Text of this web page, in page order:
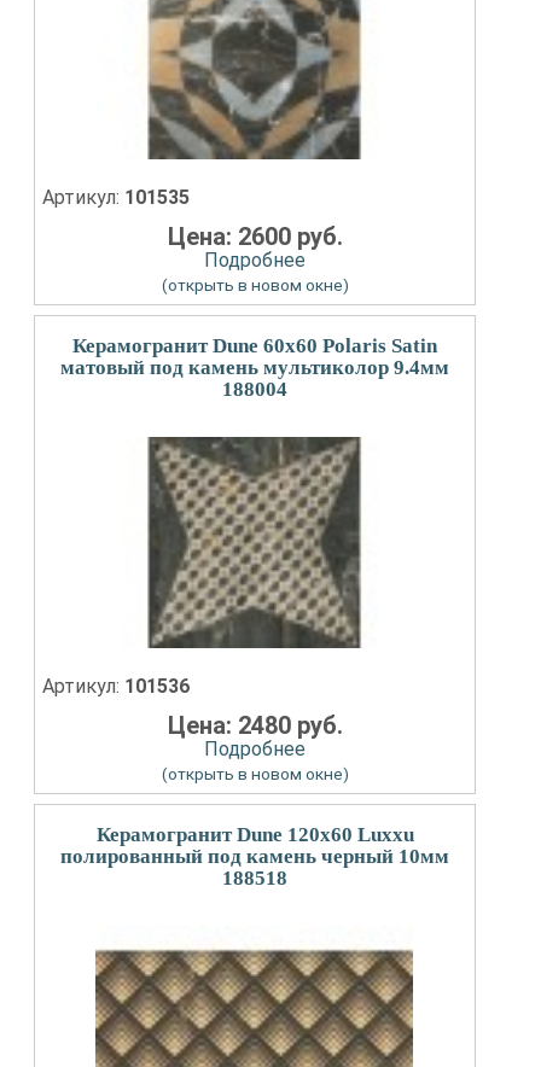
Артикул: 101535
Цена: 2600 руб.
Подробнее
(открыть в новом окне)
Керамогранит Dune 60x60 Polaris Satin
матовый под камень мультиколор 9.4мм
188004
Артикул: 101536
Цена: 2480 руб.
Подробнее
(открыть в новом окне)
Керамогранит Dune 120x60 Luxxu
полированный под камень черный 10мм
188518